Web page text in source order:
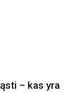
– kas yra